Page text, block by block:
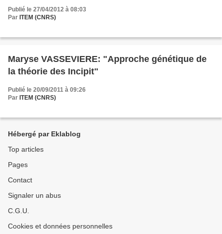
Publié le 27/04/2012 à 08:03
Par ITEM (CNRS)
Maryse VASSEVIERE: "Approche génétique de
la théorie des Incipit"
Publié le 20/09/2011 à 09:26
Par ITEM (CNRS)
Hébergé par Eklablog
Top articles
Pages
Contact
Signaler un abus
C.G.U.
Cookies et données personnelles